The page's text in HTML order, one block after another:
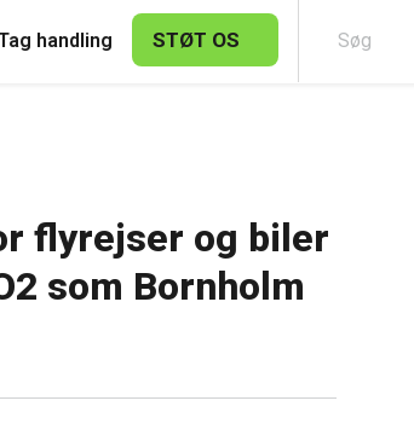
handling STØT OS
flyrejser og biler
som Bornholm